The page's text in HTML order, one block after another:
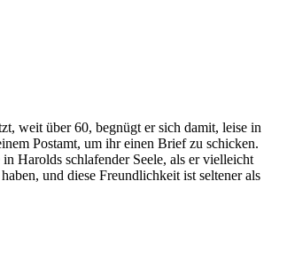
weit über 60, begnügt er sich damit, leise in
Postamt, um ihr einen Brief zu schicken.
Harolds schlafender Seele, als er vielleicht
und diese Freundlichkeit ist seltener als